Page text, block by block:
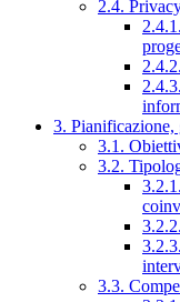
2.4.
3. Pianificazione,
3.1.
3.2.
3.3.